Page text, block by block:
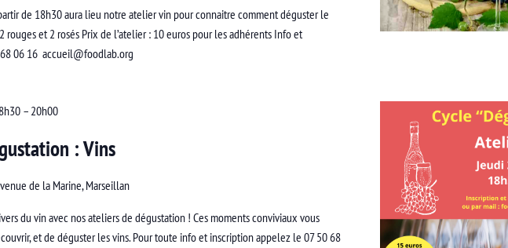
de 18h30 aura lieu notre atelier vin pour connaitre comment déguster le
rouges et 2 rosés Prix de l’atelier : 10 euros pour les adhérents Info et
06 16 accueil@foodlab.org
– 20h00
: Vins
de la Marine, Marseillan
du vin avec nos ateliers de dégustation ! Ces moments conviviaux vous
et de déguster les vins. Pour toute info et inscription appelez le 07 50 68